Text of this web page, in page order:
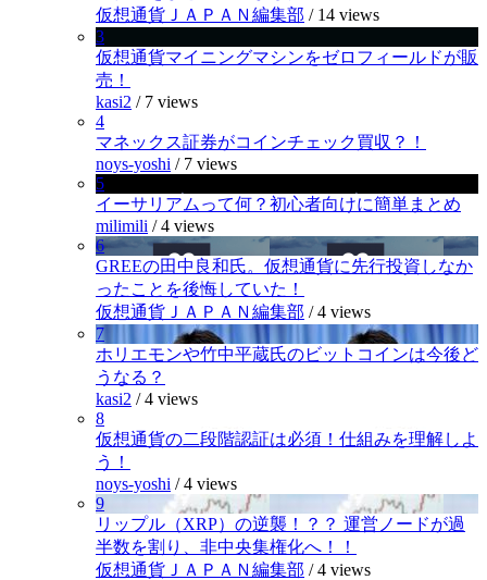
仮想通貨ＪＡＰＡＮ編集部 / 14 views
3
仮想通貨マイニングマシンをゼロフィールドが販
売！
kasi2 / 7 views
4
マネックス証券がコインチェック買収？！
noys-yoshi / 7 views
5
イーサリアムって何？初心者向けに簡単まとめ
milimili /4 views
6
GREEの田中良和氏。仮想通貨に先行投資しなか
ったことを後悔していた！
仮想通貨ＪＡＰＡＮ編集部 /4 views
7
ホリエモンや竹中平蔵氏のビットコインは今後ど
うなる？
kasi2 /4 views
8
仮想通貨の二段階認証は必須！仕組みを理解しよ
う！
noys-yoshi /4 views
9
リップル（XRP）の逆襲！？？ 運営ノードが過
半数を割り、非中央集権化へ！！
仮想通貨ＪＡＰＡＮ編集部 /4 views